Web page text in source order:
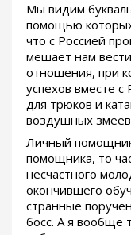
Мы видим
помощью
что с Россией
мешает нам
отношения, при
успехов вместе
для трюков и
воздушных
Личный помощник
помощника, то
несчастного
окончившего
странные
босс. А я вообще